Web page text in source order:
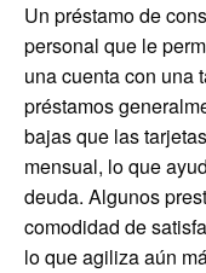
Un préstamo de
personal que le
una cuenta con una
préstamos
bajas que las
mensual, lo que
deuda. Algunos
comodidad de
lo que agiliza aún